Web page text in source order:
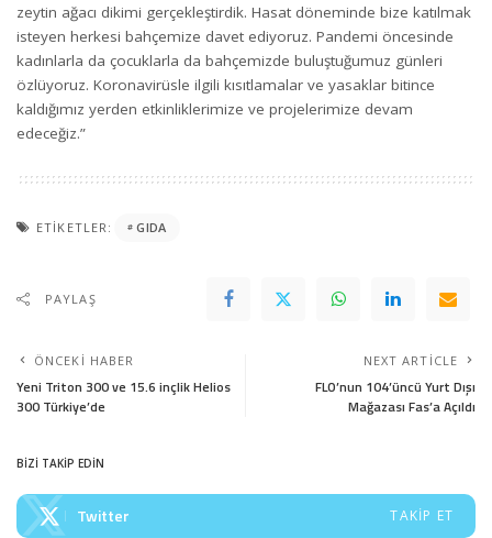
zeytin ağacı dikimi gerçekleştirdik. Hasat döneminde bize katılmak
isteyen herkesi bahçemize davet ediyoruz. Pandemi öncesinde
kadınlarla da çocuklarla da bahçemizde buluştuğumuz günleri
özlüyoruz. Koronavirüsle ilgili kısıtlamalar ve yasaklar bitince
kaldığımız yerden etkinliklerimize ve projelerimize devam
edeceğiz.”
ETIKETLER: GIDA
PAYLAŞ
ÖNCEKI HABER
Yeni Triton 300 ve 15.6 inçlik Helios
300 Türkiye’de
NEXT ARTICLE
FLO’nun 104’üncü Yurt Dışı
Mağazası Fas’a Açıldı
BİZİ TAKİP EDİN
Twitter TAKIP ET